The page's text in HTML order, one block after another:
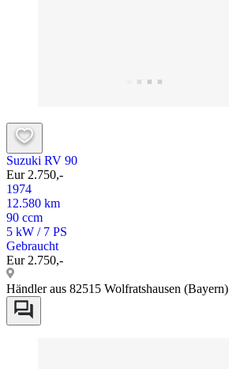
Suzuki RV 90
Eur 2.750,-
1974
12.580 km
90 ccm
5 kW / 7 PS
Gebraucht
Eur 2.750,-
Händler aus 82515 Wolfratshausen (Bayern)